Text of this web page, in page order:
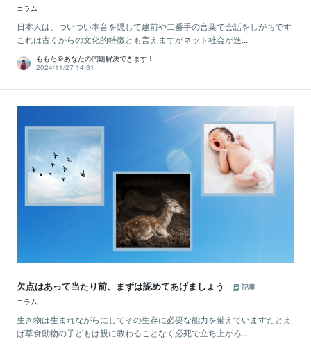
コラム
日本人は、ついつい本音を隠して建前や二番手の言葉で会話をしがちです
これは古くからの文化的特徴とも言えますがネット社会が進...
ももた＠あなたの問題解決できます！
2024/11/27 14:31
欠点はあって当たり前、まずは認めてあげましょう
記事
コラム
生き物は生まれながらにしてその生存に必要な能力を備えていますたとえ
ば草食動物の子どもは親に教わることなく必死で立ち上がろ...